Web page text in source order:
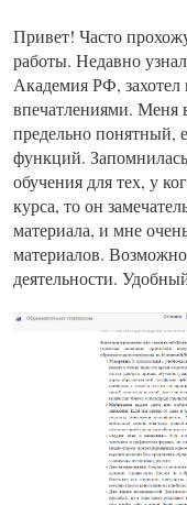
Привет! Часто
работы. Недавно
Академия РФ, захотел
впечатлениями. Меня
предельно понятный,
функций.
обучения для тех, у
курса, то он
материала, и мне
материалов.
деятельности.